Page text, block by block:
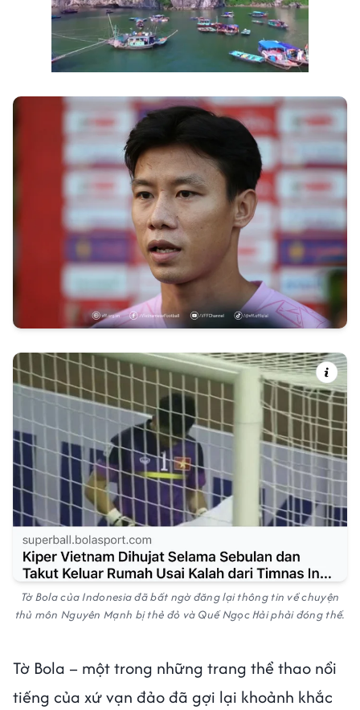
Next video in 2 Cancel
Tờ Bola của Indonesia đã bất ngờ đăng lại thông tin về chuyện
thủ môn Nguyên Mạnh bị thẻ đỏ và Quế Ngọc Hải phải đóng thế.
Tờ Bola – một trong những trang thể thao nổi
tiếng của xứ vạn đảo đã gợi lại khoảnh khắc